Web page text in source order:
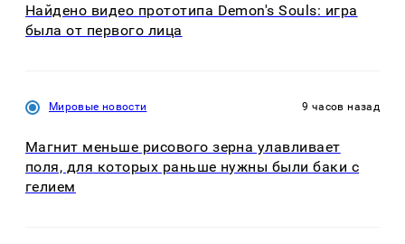
Найдено видео прототипа Demon's Souls: игра
была от первого лица
Мировые новости 9 часов назад
Магнит меньше рисового зерна улавливает
поля, для которых раньше нужны были баки с
гелием